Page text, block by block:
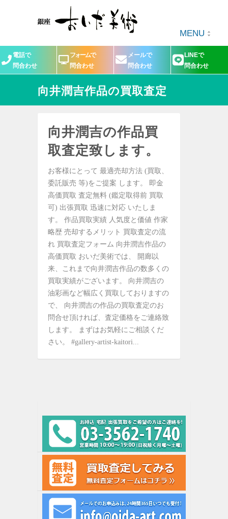
MENU
電話で
問合わせ
フォームで
問合わせ
メールで
問合わせ
LINEで
問合わせ
向井潤吉作品の買取査定
向井潤吉の作品買
取査定致します。
お客様にとって 最適売却方法 (買取、
委託販売 等)をご提案 します。 即金
高価買取 査定無料 (鑑定取得前 買取
可) 出張買取 迅速に対応 いたしま
す。 作品買取実績 人気度と価値 作家
略歴 売却するメリット 買取査定の流
れ 買取査定フォーム 向井潤吉作品の
高価買取 おいだ美術では、 開廊以
来、これまで向井潤吉作品の数多くの
買取実績がございます。 向井潤吉の
油彩画など幅広く買取しておりますの
で、 向井潤吉の作品の買取査定のお
問合せ頂ければ、査定価格をご連絡致
します。 まずはお気軽にご相談くだ
さい。 #gallery-artist-kaitori...